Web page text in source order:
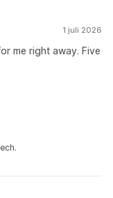
1 juli 2026
me right away. Five